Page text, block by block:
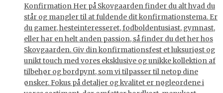
Konfirmation Her på Skovgaarden finder du alt hvad du
står og mangler til at fuldende dit konfirmationstema. Er
du gamer, hesteinteresseret, fodboldentusiast, gymnast,
eller har en helt anden passion, så finder du det her hos
Skovgaarden. Giv din konfirmationsfest et luksuriøst og
unikt touch med vores eksklusive og unikke kollektion af
tilbehør og bordpynt, som vi tilpasser til netop dine
ønsker. Fokus på detaljer og kvalitet er nøgleordene i